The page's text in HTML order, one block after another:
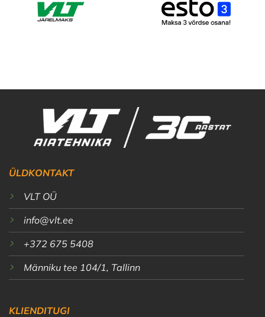
ÜLDKONTAKT
VLT OÜ
info@vlt.ee
+372 675 5408
Männiku tee 104/1, Tallinn
KLIENDITUGI